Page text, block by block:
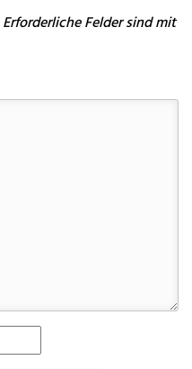
Erforderliche Felder sind mit